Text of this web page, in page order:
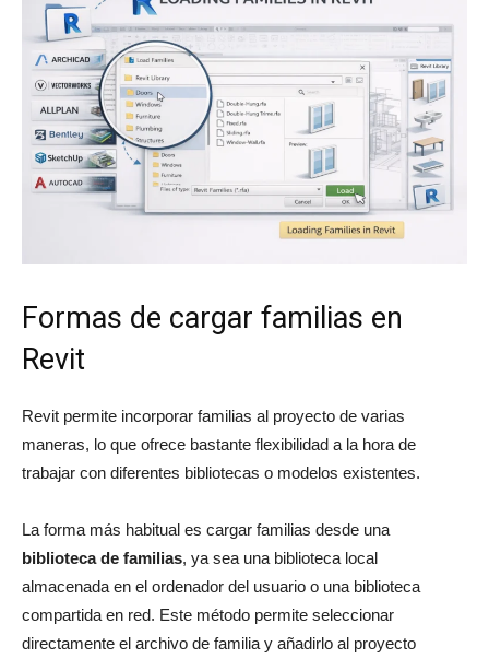
Formas de cargar familias en
Revit
Revit permite incorporar familias al proyecto de varias
maneras, lo que ofrece bastante flexibilidad a la hora de
trabajar con diferentes bibliotecas o modelos existentes.
La forma más habitual es cargar familias desde una
biblioteca de familias, ya sea una biblioteca local
almacenada en el ordenador del usuario o una biblioteca
compartida en red. Este método permite seleccionar
directamente el archivo de familia y añadirlo al proyecto